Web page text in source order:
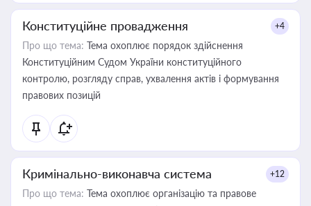
Конституційне провадження +4
Про що тема: Тема охоплює порядок здійснення
Конституційним Судом України конституційного
контролю, розгляду справ, ухвалення актів і формування
правових позицій
Кримінально-виконавча система +12
Про що тема: Тема охоплює організацію та правове